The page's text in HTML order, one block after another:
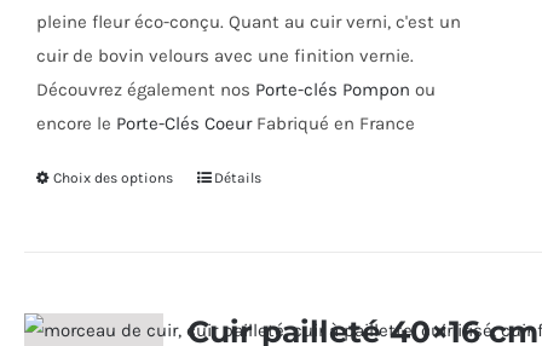
pleine fleur éco-conçu. Quant au cuir verni, c'est un
cuir de bovin velours avec une finition vernie.
Découvrez également nos Porte-clés Pompon ou
encore le Porte-Clés CoeurFabriqué en France
Choix des options
Ce
variations.
Détails
Cuir pailleté 40×16 cm